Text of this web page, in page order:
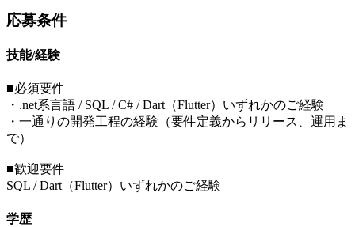
応募条件
技能/経験
■必須要件
・.net系言語 / SQL / C# / Dart（Flutter）いずれかのご経験
・一通りの開発工程の経験（要件定義からリリース、運用ま
で）
■歓迎要件
SQL / Dart（Flutter）いずれかのご経験
学歴